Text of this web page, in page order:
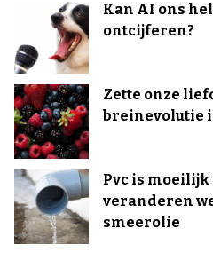
Kan AI ons
ontcijferen?
Zette onze
breinevolutie
Pvc is
veranderen
smeerolie